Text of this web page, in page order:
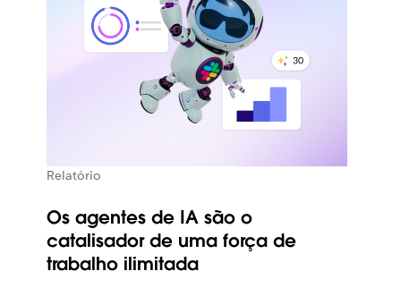
Relatório
Os agentes de IA são o
catalisador de uma força de
trabalho ilimitada